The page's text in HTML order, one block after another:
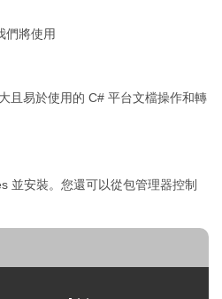
們將使用
且易於使用的 C# 平台文檔操作和轉
並安裝。您還可以從包管理器控制